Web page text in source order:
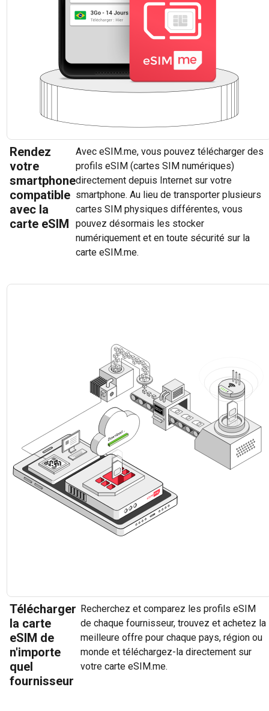
Rendez
votre
smartphone
compatible
avec la
carte eSIM
Avec eSIM.me, vous pouvez télécharger des
profils eSIM (cartes SIM numériques)
directement depuis Internet sur votre
smartphone. Au lieu de transporter plusieurs
cartes SIM physiques différentes, vous
pouvez désormais les stocker
numériquement et en toute sécurité sur la
carte eSIM.me.
Télécharger
la carte
eSIM de
n'importe
quel
fournisseur
Recherchez et comparez les profils eSIM
de chaque fournisseur, trouvez et achetez la
meilleure offre pour chaque pays, région ou
monde et téléchargez-la directement sur
votre carte eSIM.me.